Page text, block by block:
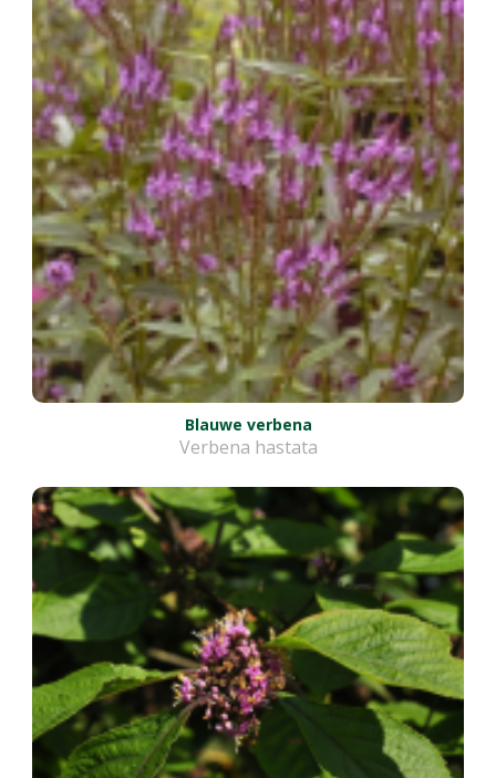
Blauwe verbena
Verbena hastata